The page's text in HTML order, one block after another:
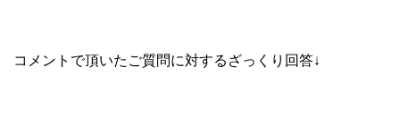
コメントで頂いたご質問に対するざっくり回答↓